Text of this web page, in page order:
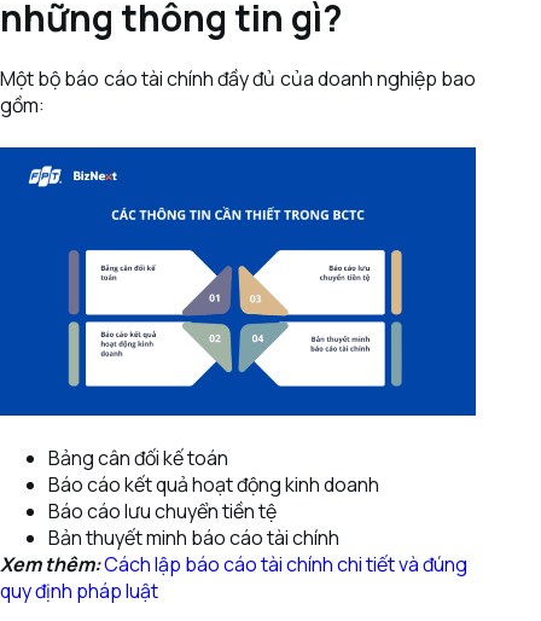
những thông tin gì?
Một bộ báo cáo tài chính đầy đủ của doanh nghiệp bao
gồm:
Bảng cân đối kế toán
Báo cáo kết quả hoạt động kinh doanh
Báo cáo lưu chuyển tiền tệ
Bản thuyết minh báo cáo tài chính
Xem thêm:Cách lập báo cáo tài chính chi tiết và đúng
quy định pháp luật